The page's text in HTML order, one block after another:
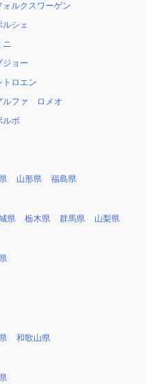
ォルクスワーゲン
ルシェ
ニ
ジョー
トロエン
ルファ ロメオ
ルボ
山形県 福島県
県 栃木県 群馬県 山梨県
和歌山県